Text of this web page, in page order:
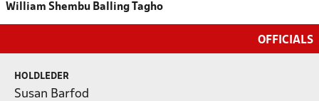
William Shembu Balling Tagho
OFFICIALS
HOLDLEDER
Susan Barfod